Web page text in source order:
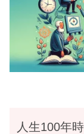
人生100年